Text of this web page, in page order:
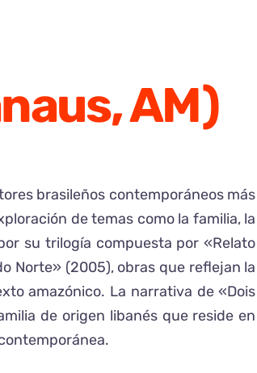
AM)
brasileños contemporáneos más
de temas como la familia, la
su trilogía compuesta por «Relato
Norte» (2005), obras que reflejan la
amazónico. La narrativa de «Dois
de origen libanés que reside en